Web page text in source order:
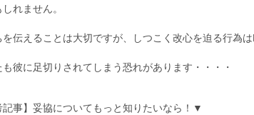
れません。
を伝えることは大切ですが、しつこく改心を迫る行為は
も彼に足切りされてしまう恐れがあります・・・・
記事】妥協についてもっと知りたいなら！▼